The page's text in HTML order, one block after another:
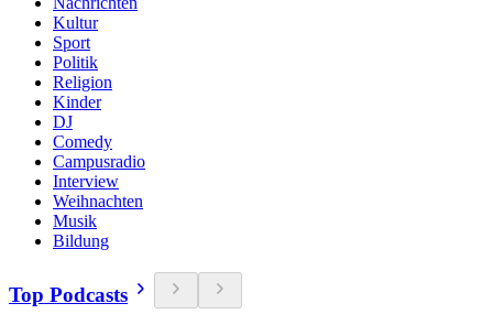
Kultur
Sport
Politik
Religion
Kinder
DJ
Comedy
Campusradio
Interview
Weihnachten
Musik
Bildung
Top Podcasts